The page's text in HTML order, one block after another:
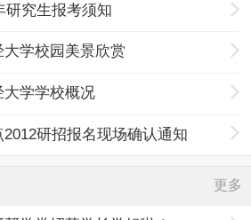
研究生报考须知
学校园美景欣赏
大学学校概况
研招报名现场确认通知
更多